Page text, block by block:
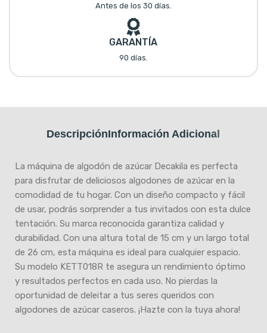
Antes de los 30 días.
GARANTÍA
90 días.
DescripciónInformación Adicional
La máquina de algodón de azúcar Decakila es perfecta
para disfrutar de deliciosos algodones de azúcar en la
comodidad de tu hogar. Con un diseño compacto y fácil
de usar, podrás sorprender a tus invitados con esta dulce
tentación. Su marca reconocida garantiza calidad y
durabilidad. Con una altura total de 15 cm y un largo total
de 26 cm, esta máquina es ideal para cualquier espacio.
Su modelo KETT018R te asegura un rendimiento óptimo
y resultados perfectos en cada uso. No pierdas la
oportunidad de deleitar a tus seres queridos con
algodones de azúcar caseros. ¡Hazte con la tuya ahora!